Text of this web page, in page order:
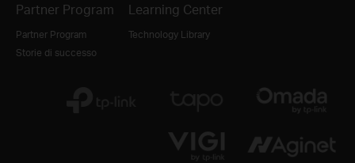
Partner Program
Partner Program
Storie di successo
Learning Center
Technology Library